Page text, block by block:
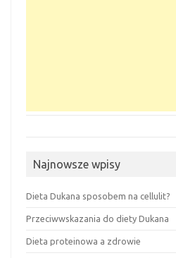
Najnowsze wpisy
Dieta Dukana sposobem na cellulit?
Przeciwwskazania do diety Dukana
Dieta proteinowa a zdrowie